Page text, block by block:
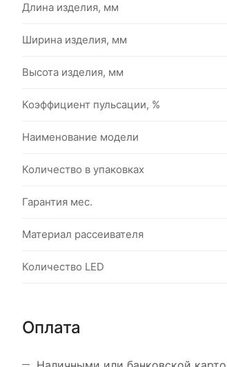
Длина изделия, мм
Ширина изделия, мм
Высота изделия, мм
Коэффициент пульсации, %
Наименование модели
Количество в упаковках
Гарантия мес.
Материал рассеивателя
Количество LED
Оплата